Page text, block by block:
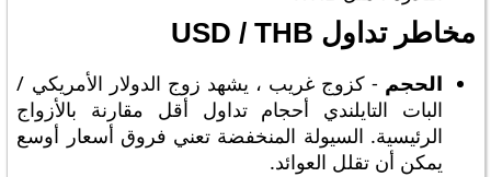
مخاطر تداول USD / THB
الحجم - كزوج غريب ، يشهد زوج الدولار الأمريكي /
البات التايلندي أحجام تداول أقل مقارنة بالأزواج
الرئيسية. السيولة المنخفضة تعني فروق أسعار أوسع
يمكن أن تقلل العوائد.